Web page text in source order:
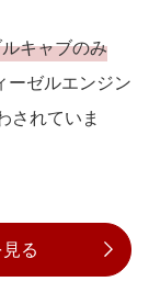
キャブのみ
ーゼルエンジン
されていま
る